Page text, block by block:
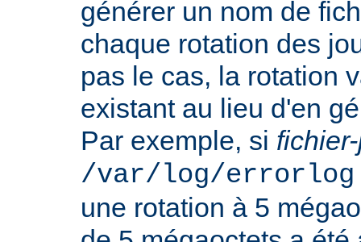
générer un nom de
chaque rotation des
pas le cas, la rotation
existant au lieu d'en
Par exemple, si
/var/log/
une rotation à 5